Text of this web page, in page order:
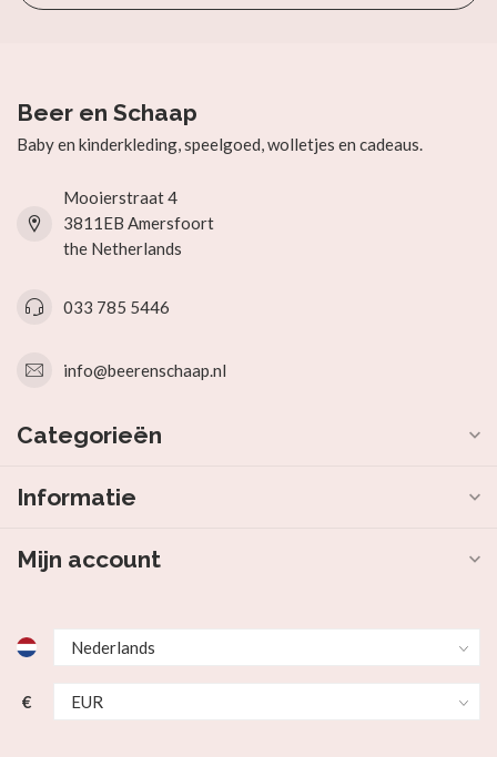
Beer en Schaap
Baby en kinderkleding, speelgoed, wolletjes en cadeaus.
Mooierstraat 4
3811EB Amersfoort
the Netherlands
033 785 5446
info@beerenschaap.nl
Categorieën
Informatie
Mijn account
€